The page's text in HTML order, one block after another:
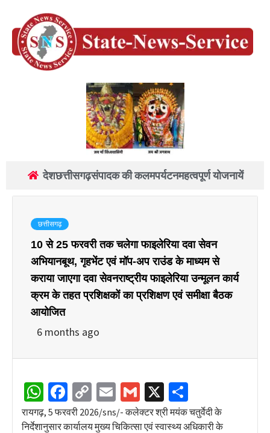
देशछत्तीसगढ़संपादक की कलमपर्यटनमहत्वपूर्ण योजनायें
छत्तीसगढ़
10 से 25 फरवरी तक चलेगा फाइलेरिया दवा सेवन
अभियानबूथ, गृहभेंट एवं मॉप-अप राउंड के माध्यम से
कराया जाएगा दवा सेवनराष्ट्रीय फाइलेरिया उन्मूलन कार्य
क्रम के तहत प्रशिक्षकों का प्रशिक्षण एवं समीक्षा बैठक
आयोजित
6 months ago
WhatsApp
Facebook
Copy
Link
EmailGmail
X
रायगढ़, 5 फरवरी 2026/sns/- कलेक्टर श्री मयंक चतुर्वेदी के
निर्देशानुसार कार्यालय मुख्य चिकित्सा एवं स्वास्थ्य अधिकारी के